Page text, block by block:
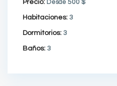
Precio: Desde 500 $
Habitaciones: 3
Dormitorios: 3
Baños: 3